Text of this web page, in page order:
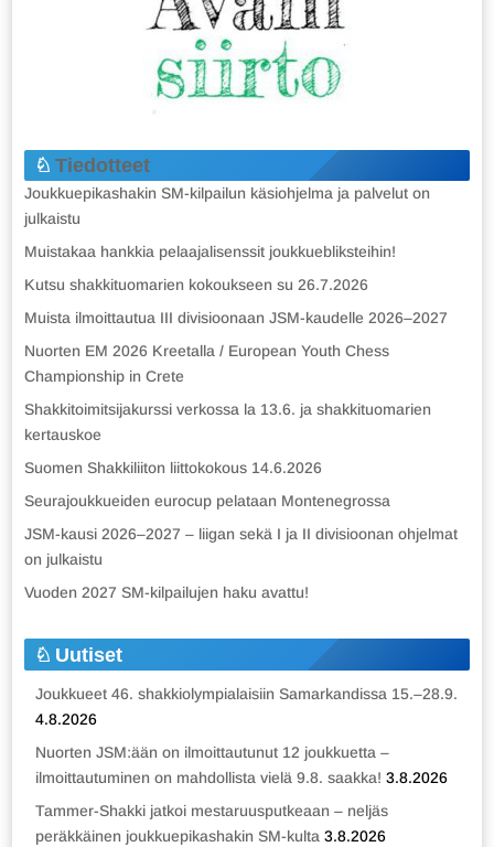
Tiedotteet
Joukkuepikashakin SM-kilpailun käsiohjelma ja palvelut on
julkaistu
Muistakaa hankkia pelaajalisenssit joukkuebliksteihin!
Kutsu shakkituomarien kokoukseen su 26.7.2026
Muista ilmoittautua III divisioonaan JSM-kaudelle 2026–2027
Nuorten EM 2026 Kreetalla / European Youth Chess
Championship in Crete
Shakkitoimitsijakurssi verkossa la 13.6. ja shakkituomarien
kertauskoe
Suomen Shakkiliiton liittokokous 14.6.2026
Seurajoukkueiden eurocup pelataan Montenegrossa
JSM-kausi 2026–2027 – liigan sekä I ja II divisioonan ohjelmat
on julkaistu
Vuoden 2027 SM-kilpailujen haku avattu!
Uutiset
Joukkueet 46. shakkiolympialaisiin Samarkandissa 15.–28.9.
4.8.2026
Nuorten JSM:ään on ilmoittautunut 12 joukkuetta –
ilmoittautuminen on mahdollista vielä 9.8. saakka! 3.8.2026
Tammer-Shakki jatkoi mestaruusputkeaan – neljäs
peräkkäinen joukkuepikashakin SM-kulta 3.8.2026